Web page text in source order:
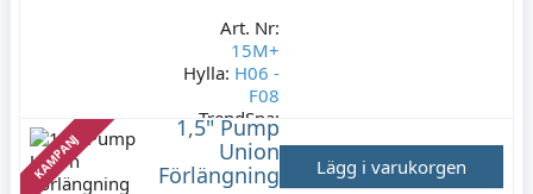
Art. Nr:
15M+
Hylla: H06 -
F08
TrendSpa:
0812
Lagerstatus:
KAMPANJ
1,5" Pump
Union
Förlängning
Lägg i varukorgen